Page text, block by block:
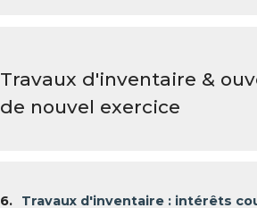
Travaux d'inventaire &
de nouvel exercice
6.
Travaux d'inventaire : intérêts